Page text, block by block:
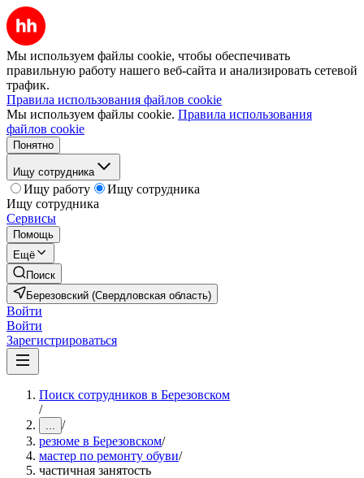
Мы используем файлы cookie, чтобы обеспечивать
правильную работу нашего веб-сайта и анализировать сетевой
трафик.
Правила использования файлов cookie
Мы используем файлы cookie. Правила использования
файлов cookie
Понятно
Ищу сотрудника
Ищу работу
Ищу сотрудника
Ищу сотрудника
Сервисы
Помощь
Ещё
Поиск
Березовский (Свердловская область)
Войти
Войти
Зарегистрироваться
Поиск сотрудников в Березовском
/
... /
резюме в Березовском/
мастер по ремонту обуви/
частичная занятость